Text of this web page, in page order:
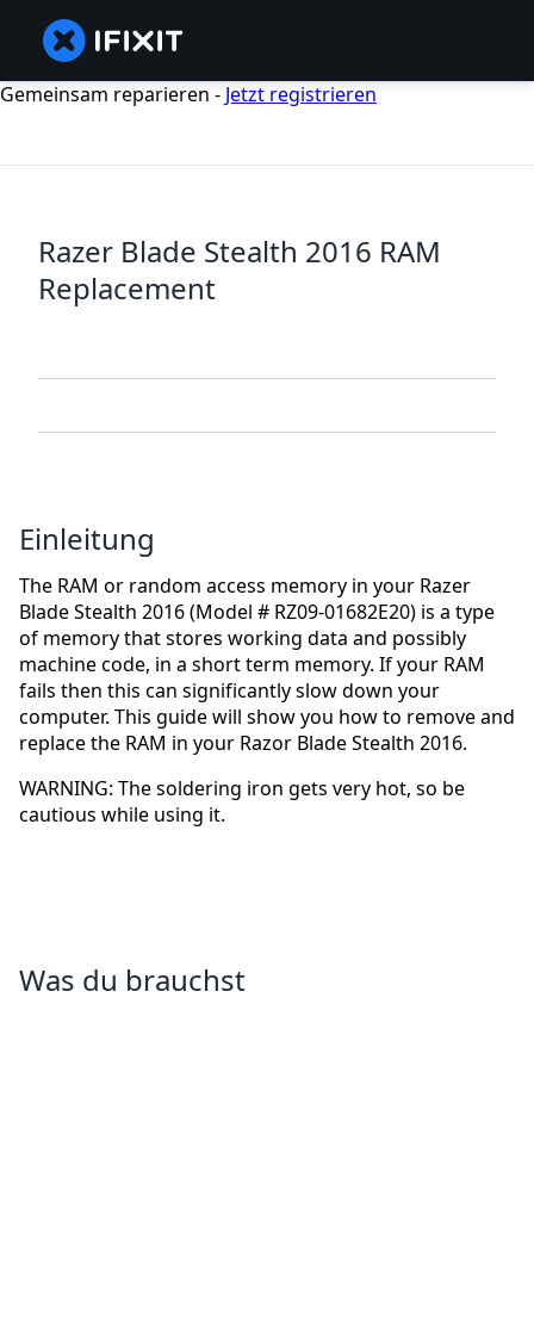
Gemeinsam reparieren - Jetzt registrieren
Razer Blade Stealth 2016 RAM
Replacement
Einleitung
The RAM or random access memory in your Razer
Blade Stealth 2016 (Model # RZ09-01682E20) is a type
of memory that stores working data and possibly
machine code, in a short term memory. If your RAM
fails then this can significantly slow down your
computer. This guide will show you how to remove and
replace the RAM in your Razor Blade Stealth 2016.
WARNING: The soldering iron gets very hot, so be
cautious while using it.
Was du brauchst